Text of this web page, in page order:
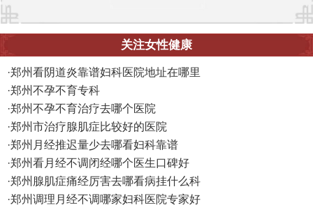
关注女性健康
·郑州看阴道炎靠谱妇科医院地址在哪里
·郑州不孕不育专科
·郑州不孕不育治疗去哪个医院
·郑州市治疗腺肌症比较好的医院
·郑州月经推迟量少去哪看妇科靠谱
·郑州看月经不调闭经哪个医生口碑好
·郑州腺肌症痛经厉害去哪看病挂什么科
·郑州调理月经不调哪家妇科医院专家好